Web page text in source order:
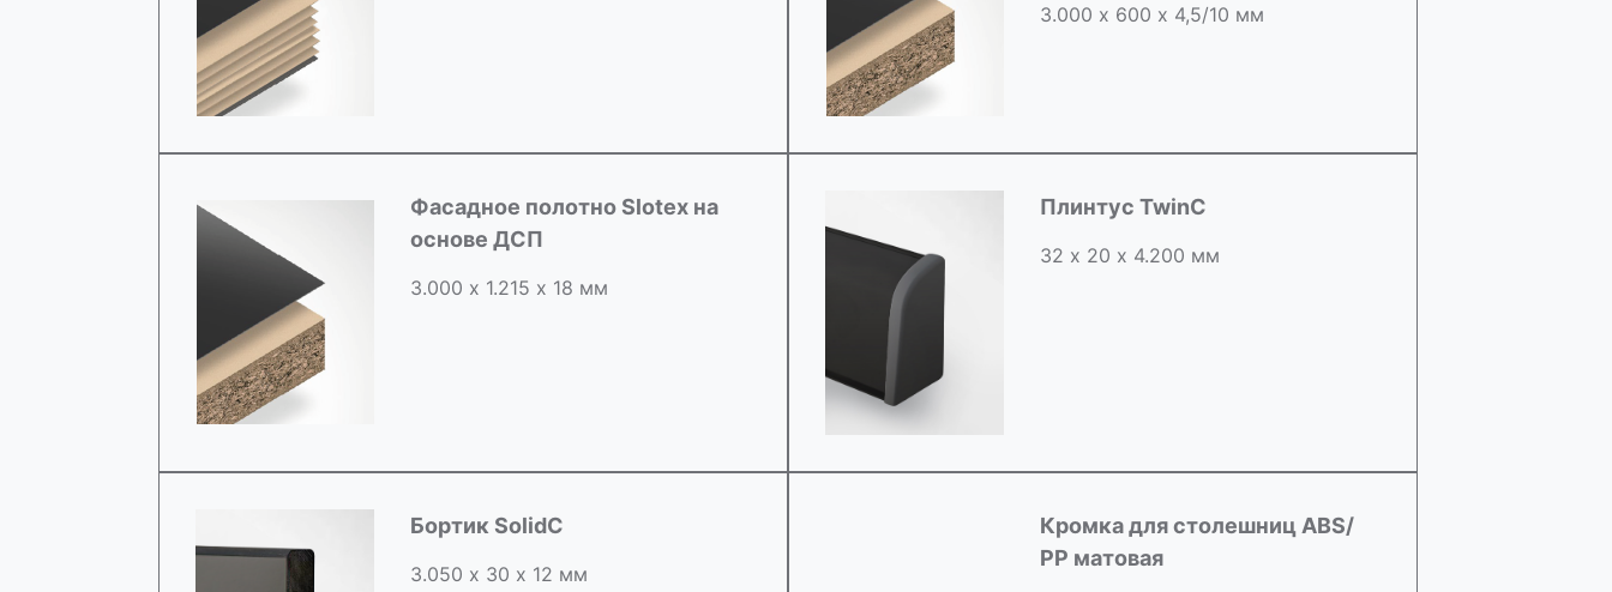
3.000 х 600 х 4,5/10 мм
Фасадное полотно Slotex на
основе ДСП
3.000 х 1.215 х 18 мм
Плинтус TwinC
32 х 20 х 4.200 мм
Бортик SolidC
3.050 х 30 х 12 мм
Кромка для столешниц ABS/
РР матовая